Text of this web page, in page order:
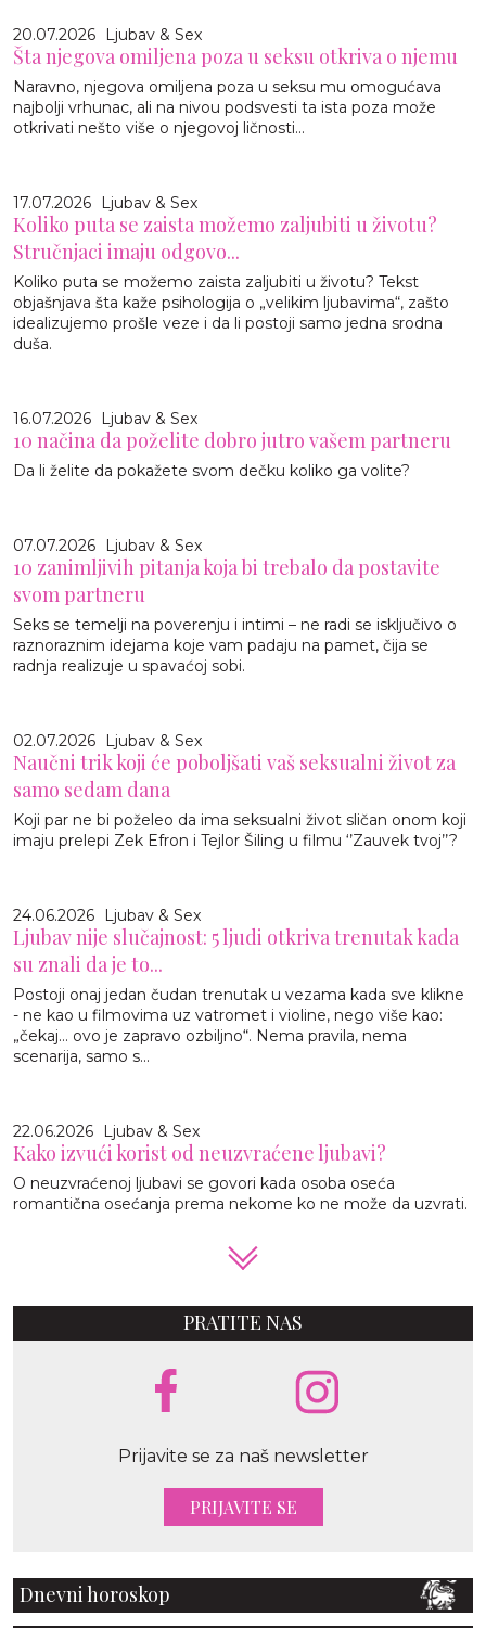
20.07.2026 Ljubav & Sex
Šta njegova omiljena poza u seksu otkriva o njemu
Naravno, njegova omiljena poza u seksu mu omogućava
najbolji vrhunac, ali na nivou podsvesti ta ista poza može
otkrivati nešto više o njegovoj ličnosti...
17.07.2026 Ljubav & Sex
Koliko puta se zaista možemo zaljubiti u životu?
Stručnjaci imaju odgovo...
Koliko puta se možemo zaista zaljubiti u životu? Tekst
objašnjava šta kaže psihologija o „velikim ljubavima“, zašto
idealizujemo prošle veze i da li postoji samo jedna srodna
duša.
16.07.2026 Ljubav & Sex
10 načina da poželite dobro jutro vašem partneru
Da li želite da pokažete svom dečku koliko ga volite?
07.07.2026 Ljubav & Sex
10 zanimljivih pitanja koja bi trebalo da postavite
svom partneru
Seks se temelji na poverenju i intimi – ne radi se isključivo o
raznoraznim idejama koje vam padaju na pamet, čija se
radnja realizuje u spavaćoj sobi.
02.07.2026 Ljubav & Sex
Naučni trik koji će poboljšati vaš seksualni život za
samo sedam dana
Koji par ne bi poželeo da ima seksualni život sličan onom koji
imaju prelepi Zek Efron i Tejlor Šiling u filmu ‘’Zauvek tvoj’’?
24.06.2026 Ljubav & Sex
Ljubav nije slučajnost: 5 ljudi otkriva trenutak kada
su znali da je to...
Postoji onaj jedan čudan trenutak u vezama kada sve klikne
- ne kao u filmovima uz vatromet i violine, nego više kao:
„čekaj… ovo je zapravo ozbiljno“. Nema pravila, nema
scenarija, samo s...
22.06.2026 Ljubav & Sex
Kako izvući korist od neuzvraćene ljubavi?
O neuzvraćenoj ljubavi se govori kada osoba oseća
romantična osećanja prema nekome ko ne može da uzvrati.
PRATITE NAS
Prijavite se za naš newsletter
PRIJAVITE SE
Dnevni horoskop